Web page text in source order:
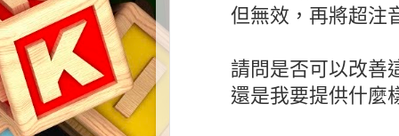
但無效，再將超注
請問是否可以改善
還是我要提供什麼